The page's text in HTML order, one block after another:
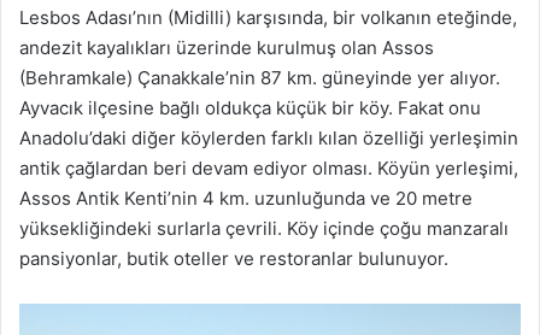
Lesbos Adası’nın (Midilli) karşısında, bir volkanın eteğinde,
andezit kayalıkları üzerinde kurulmuş olan Assos
(Behramkale) Çanakkale’nin 87 km. güneyinde yer alıyor.
Ayvacık ilçesine bağlı oldukça küçük bir köy. Fakat onu
Anadolu’daki diğer köylerden farklı kılan özelliği yerleşimin
antik çağlardan beri devam ediyor olması. Köyün yerleşimi,
Assos Antik Kenti’nin 4 km. uzunluğunda ve 20 metre
yüksekliğindeki surlarla çevrili. Köy içinde çoğu manzaralı
pansiyonlar, butik oteller ve restoranlar bulunuyor.